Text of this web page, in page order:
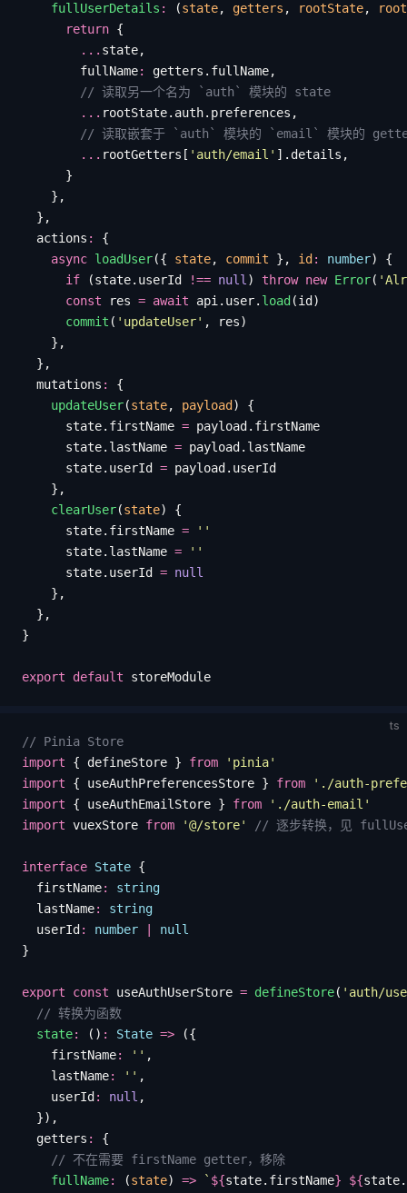
    fullUserDetails
: (state, getters , rootState,
      return
{
        ...
state,
        fullName
: getters . fullName,
        // 读取另一个名为 `auth` 模块的 state
        ...
rootState. auth. preferences ,
// 读取嵌套于 `auth` 模块的 `email` 模块的
        ...
rootGetters [ ' auth/email ' ]. details ,
      }
    },
  },
  actions
:
{
    async
loadUser({ state, commit }, id : number) {
      if
(state. userId !== null ) throw new Error( '
      const
res = await api . user. load (id )
      commit
( ' updateUser' , res)
    },
  },
  mutations
:
{
    updateUser
(state, payload ) {
      state
. firstName = payload . firstName
      state
. lastName = payload . lastName
      state
. userId = payload . userId
    },
    clearUser
(state) {
      state
. firstName = ''
      state
. lastName = ''
      state
. userId = null
    },
  },
}
export default storeModule
ts
// Pinia Store
import { defineStore } from ' pinia'
import { useAuthPreferencesStore } from ' ./auth-
import { useAuthEmailStore } from ' ./auth-email '
import vuexStore from '@/store' // 逐步转换，见
interface State {
  firstName
:
string
  lastName
:
string
  userId
: number
null
}
export const useAuthUserStore = defineStore( ' auth/
  // 转换为函数
  state
: () : State => ({
    firstName
: '' ,
    lastName
: '' ,
    userId
: null ,
  }),
  getters
:
{
    // 不在需要 firstName getter，移除
    fullName
: (state) => ` ${state. firstName} ${state.